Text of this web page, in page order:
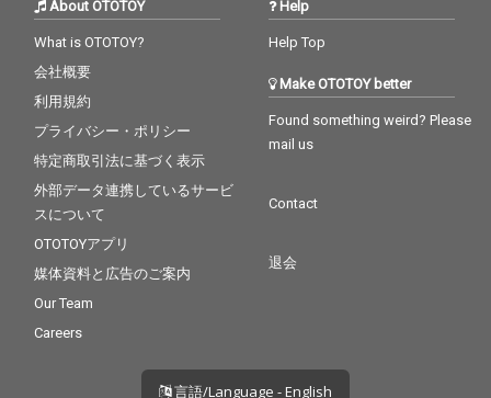
About OTOTOY
What is OTOTOY?
会社概要
利用規約
プライバシー・ポリシー
特定商取引法に基づく表示
外部データ連携しているサービ
スについて
OTOTOYアプリ
媒体資料と広告のご案内
Our Team
Careers
Help
Help Top
Make OTOTOY better
Found something weird? Please
mail us
Contact
退会
言語/Language - English